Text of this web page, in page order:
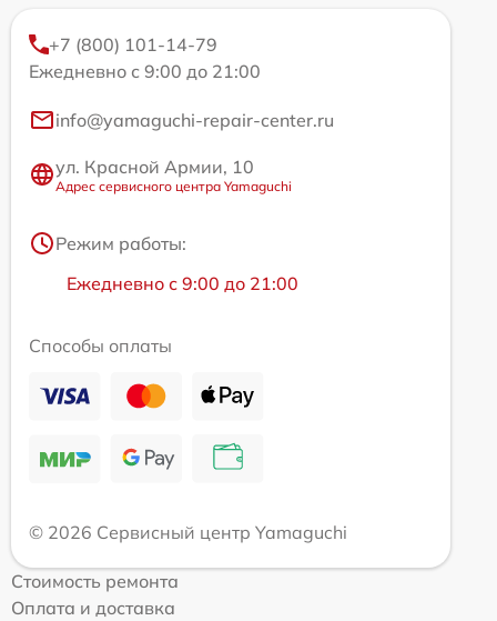
+7 (800) 101-14-79
Ежедневно с 9:00 до 21:00
info@yamaguchi-repair-center.ru
ул. Красной Армии, 10
Адрес сервисного центра Yamaguchi
Режим работы:
Ежедневно с 9:00 до 21:00
Способы оплаты
© 2026 Сервисный центр Yamaguchi
Стоимость ремонта
Оплата и доставка